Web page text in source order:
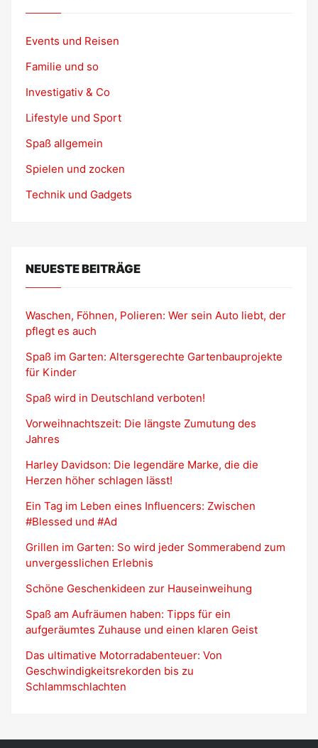
Events und Reisen
Familie und so
Investigativ & Co
Lifestyle und Sport
Spaß allgemein
Spielen und zocken
Technik und Gadgets
NEUESTE BEITRÄGE
Waschen, Föhnen, Polieren: Wer sein Auto liebt, der
pflegt es auch
Spaß im Garten: Altersgerechte Gartenbauprojekte
für Kinder
Spaß wird in Deutschland verboten!
Vorweihnachtszeit: Die längste Zumutung des
Jahres
Harley Davidson: Die legendäre Marke, die die
Herzen höher schlagen lässt!
Ein Tag im Leben eines Influencers: Zwischen
#Blessed und #Ad
Grillen im Garten: So wird jeder Sommerabend zum
unvergesslichen Erlebnis
Schöne Geschenkideen zur Hauseinweihung
Spaß am Aufräumen haben: Tipps für ein
aufgeräumtes Zuhause und einen klaren Geist
Das ultimative Motorradabenteuer: Von
Geschwindigkeitsrekorden bis zu
Schlammschlachten